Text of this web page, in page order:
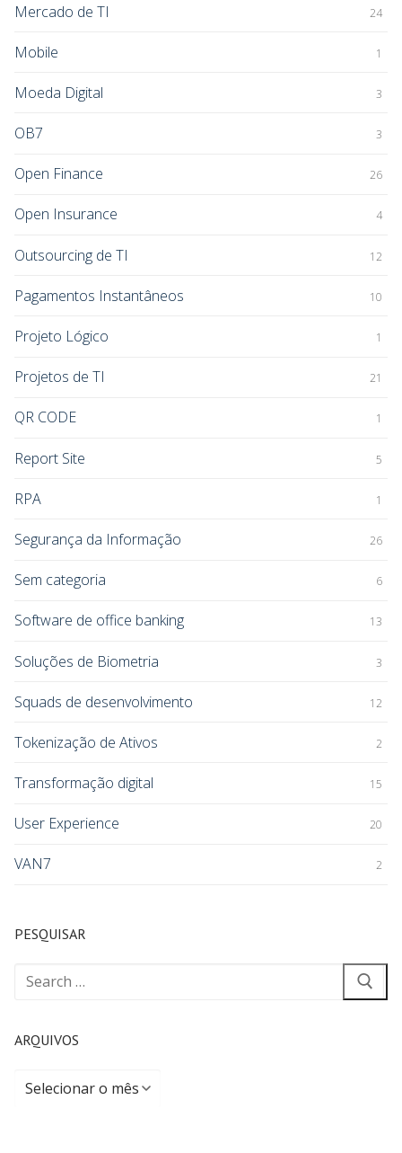
Mercado de TI 24
Mobile 1
Moeda Digital 3
OB7 3
Open Finance 26
Open Insurance 4
Outsourcing de TI 12
Pagamentos Instantâneos 10
Projeto Lógico 1
Projetos de TI 21
QR CODE 1
Report Site 5
RPA 1
Segurança da Informação 26
Sem categoria 6
Software de office banking 13
Soluções de Biometria 3
Squads de desenvolvimento 12
Tokenização de Ativos 2
Transformação digital 15
User Experience 20
VAN7 2
PESQUISAR
ARQUIVOS